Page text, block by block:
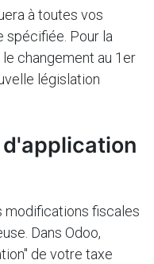
à toutes vos
spécifiée. Pour la
changement au 1er
législation
modifications fiscales
Dans Odoo,
de votre taxe